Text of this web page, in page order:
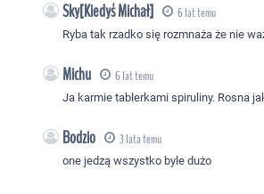
Sky[Kiedyś Michał] 6 lat temu
Ryba tak rzadko się rozmnaża że nie
Michu 6 lat temu
Ja karmie tablerkami spiruliny. Rosna
Bodzio 3 lata temu
one jedzą wszystko byle dużo